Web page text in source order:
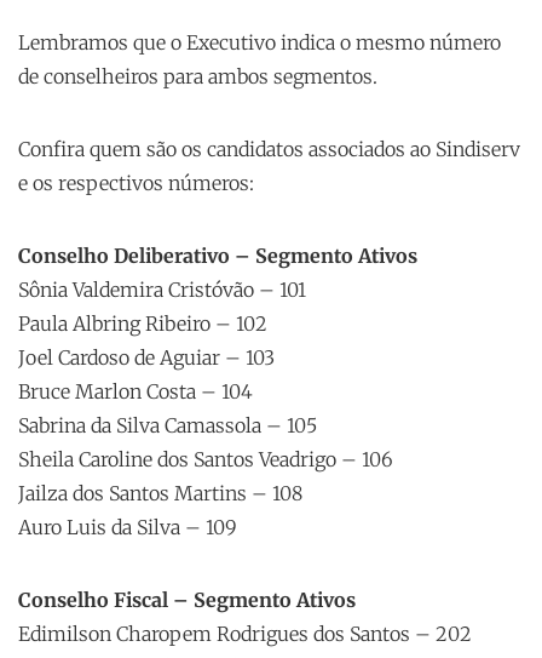
Lembramos que o Executivo indica o mesmo número
de conselheiros para ambos segmentos.
Confira quem são os candidatos associados ao Sindiserv
e os respectivos números:
Conselho Deliberativo – Segmento Ativos
Sônia Valdemira Cristóvão – 101
Paula Albring Ribeiro – 102
Joel Cardoso de Aguiar – 103
Bruce Marlon Costa – 104
Sabrina da Silva Camassola – 105
Sheila Caroline dos Santos Veadrigo – 106
Jailza dos Santos Martins – 108
Auro Luis da Silva – 109
Conselho Fiscal – Segmento Ativos
Edimilson Charopem Rodrigues dos Santos – 202